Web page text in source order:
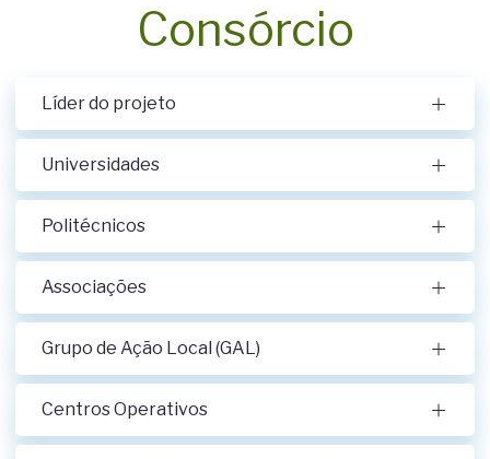
Consórcio
Líder do projeto
Universidades
Politécnicos
Associações
Grupo de Ação Local (GAL)
Centros Operativos